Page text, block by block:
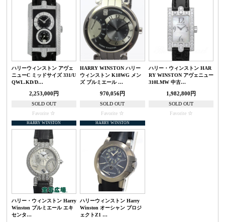
ハリーウィンストン アヴェ
ニューC ミッドサイズ 331/U
QWL.KD/D…
2,253,000円
SOLD OUT
Favorite
HARRY WINSTON ハリー
ウィンストン K18WG メン
ズ プルミエール …
970,056円
SOLD OUT
Favorite
ハリー・ウィンストン HAR
RY WINSTON アヴェニュー
310LMW 中古…
1,982,800円
SOLD OUT
Favorite
HARRY WINSTON
ハリー・ウィンストン Harry
Winston プルミエール エキ
センタ…
HARRY WINSTON
ハリーウィンストン Harry
Winston オーシャン プロジ
ェクトZ1 …